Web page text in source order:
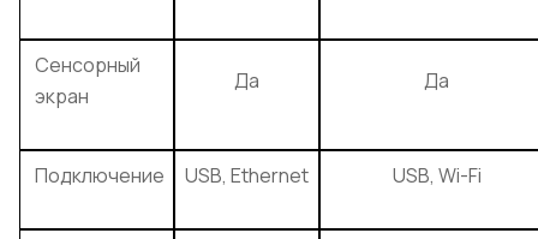
Сенсорный
экран
Да Да
Подключение USB, Ethernet USB, Wi-Fi